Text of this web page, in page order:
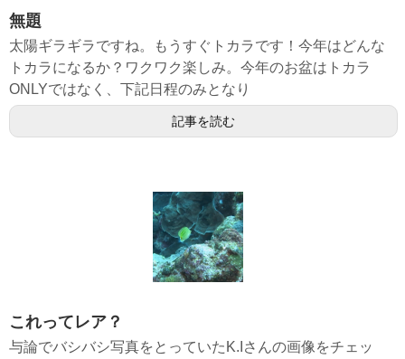
無題
太陽ギラギラですね。もうすぐトカラです！今年はどんな
トカラになるか？ワクワク楽しみ。今年のお盆はトカラ
ONLYではなく、下記日程のみとなり
記事を読む
これってレア？
与論でバシバシ写真をとっていたK.Iさんの画像をチェッ